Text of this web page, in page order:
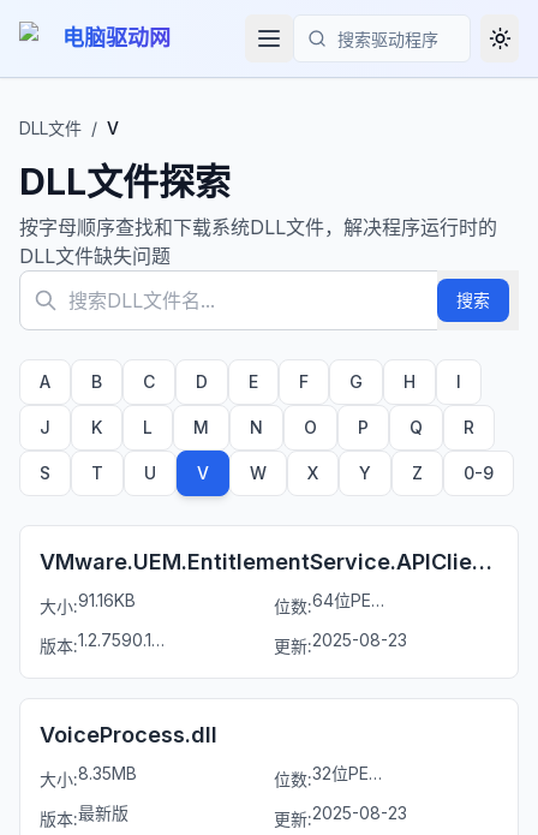
电脑驱动网
搜索
DLL文件 / V
DLL文件探索
按字母顺序查找和下载系统DLL文件，解决程序运行时的
DLL文件缺失问题
搜索
A B C D E F G H I
J K L M N O P Q R
S T U V W X Y Z 0-9
VMware.UEM.EntitlementService.APIClient.dll
大小:91.16KB 位数: 64位PE文件
版本: 1.2.7590.1813 更新:2025-08-23
VoiceProcess.dll
大小:8.35MB 位数: 32位PE文件
版本:最新版 更新:2025-08-23